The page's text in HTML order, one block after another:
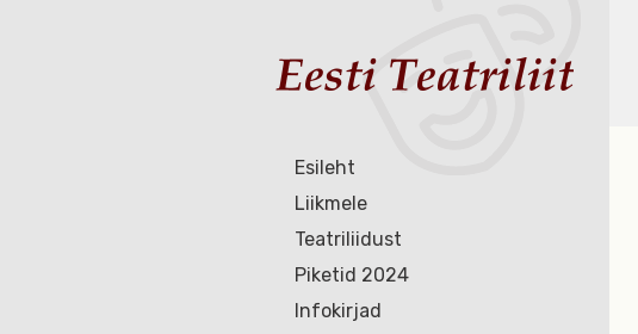
Esileht
Liikmele
Teatriliidust
Piketid 2024
Infokirjad